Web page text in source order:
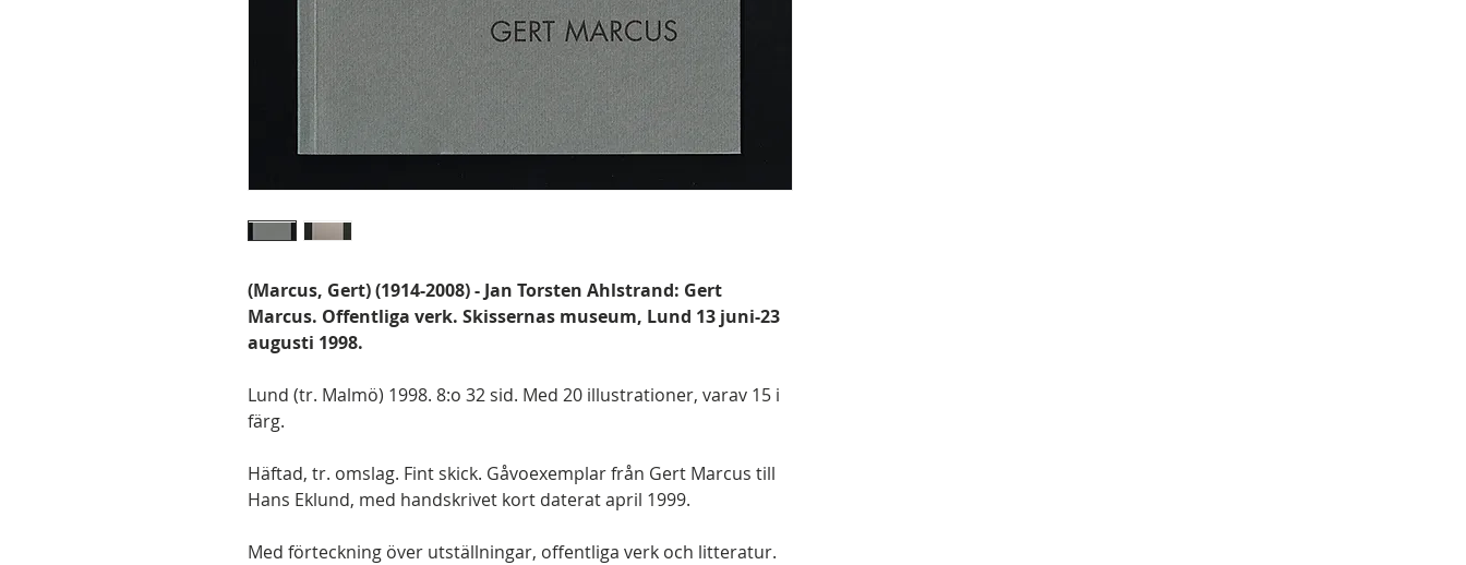
(Marcus, Gert) (1914-2008) - Jan Torsten Ahlstrand: Gert
Marcus. Offentliga verk. Skissernas museum, Lund 13 juni-23
augusti 1998.
Lund (tr. Malmö) 1998. 8:o 32 sid. Med 20 illustrationer, varav 15 i
färg.
Häftad, tr. omslag. Fint skick. Gåvoexemplar från Gert Marcus till
Hans Eklund, med handskrivet kort daterat april 1999.
Med förteckning över utställningar, offentliga verk och litteratur.